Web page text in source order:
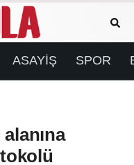
ASAYİŞ SPOR